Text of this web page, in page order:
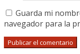
Guarda mi
navegador para la